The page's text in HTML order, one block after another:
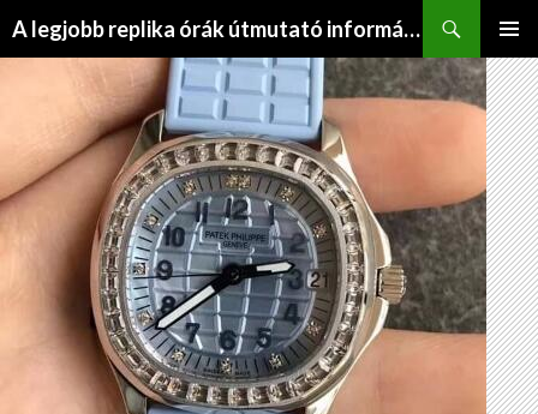
A legjobb replika órák útmutató információs webhelye
MENÜ
TARTALOMBA